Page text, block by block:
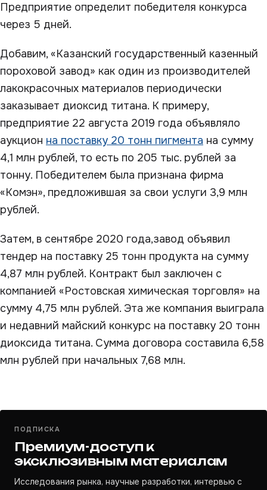
Предприятие определит победителя конкурса
через 5 дней.
Добавим, «Казанский государственный казенный
пороховой завод» как один из производителей
лакокрасочных материалов периодически
заказывает диоксид титана. К примеру,
предприятие 22 августа 2019 года объявляло
аукцион на поставку 20 тонн пигмента на сумму
4,1 млн рублей, то есть по 205 тыс. рублей за
тонну. Победителем была признана фирма
«Комэн», предложившая за свои услуги 3,9 млн
рублей.
Затем, в сентябре 2020 года,завод объявил
тендер на поставку 25 тонн продукта на сумму
4,87 млн рублей. Контракт был заключен с
компанией «Ростовская химическая торговля» на
сумму 4,75 млн рублей. Эта же компания выиграла
и недавний майский конкурс на поставку 20 тонн
диоксида титана. Сумма договора составила 6,58
млн рублей при начальных 7,68 млн.
ПОДПИСКА
Премиум-доступ к
эксклюзивным материалам
Исследования рынка, научные разработки, интервью с